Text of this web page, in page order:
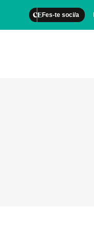
Fes-te soci/a